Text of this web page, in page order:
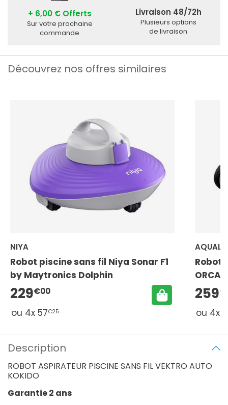
+ 6,00 € Offerts
Sur votre prochaine
commande
Livraison 48/72h
Plusieurs options
de livraison
Découvrez nos offres similaires
NIYA
Robot piscine sans fil Niya Sonar F1
by Maytronics Dolphin
229€00
ou 4x 57€25
Robot
ORCA
259
ou 4x
Description
ROBOT ASPIRATEUR PISCINE SANS FIL VEKTRO AUTO
KOKIDO
Garantie 2 ans